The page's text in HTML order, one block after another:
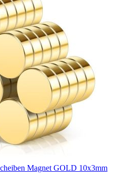
Magnet GOLD 10x3mm